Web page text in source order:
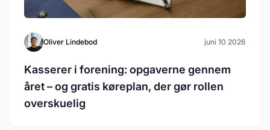
Oliver Lindebod juni 10 2026
Kasserer i forening: opgaverne gennem
året – og gratis køreplan, der gør rollen
overskuelig